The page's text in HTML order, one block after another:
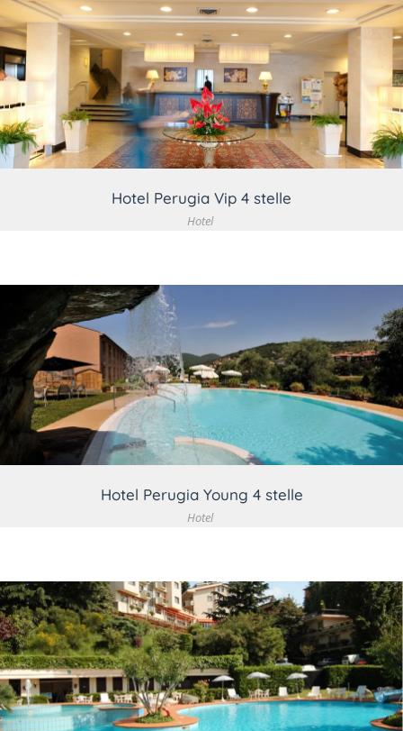
VEDI DETTAGLIO
Hotel Perugia Vip 4 stelle
Hotel
VEDI DETTAGLIO
Hotel Perugia Young 4 stelle
Hotel
VEDI DETTAGLIO